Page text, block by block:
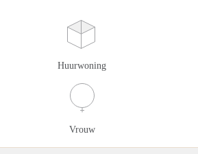
Huurwoning
Vrouw